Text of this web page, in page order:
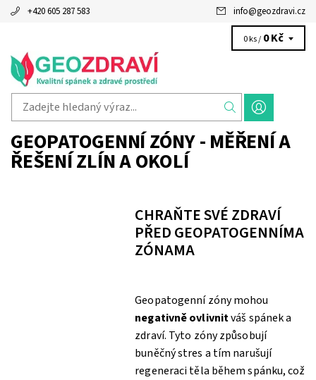
+420 605 287 583 info@geozdravi.cz
0 ks / 0 Kč
GEOPATOGENNÍ ZÓNY - MĚŘENÍ A
ŘEŠENÍ ZLÍN A OKOLÍ
CHRAŇTE SVÉ ZDRAVÍ
PŘED GEOPATOGENNÍMA
ZÓNAMA
Geopatogenní zóny mohou
negativně ovlivnitváš spánek a
zdraví. Tyto zóny způsobují
buněčný stres a tím narušují
regeneraci těla během spánku, což